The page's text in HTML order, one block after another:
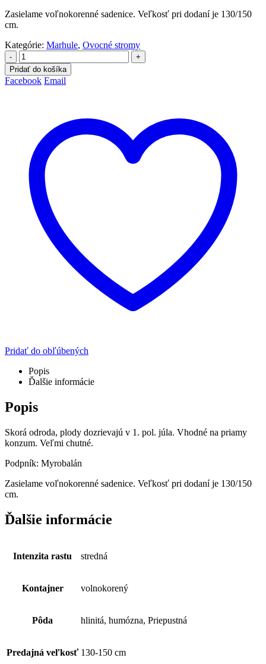
Zasielame voľnokorenné sadenice. Veľkosť pri dodaní je 130/150
cm.
Kategórie: Marhule, Ovocné stromy
-
+
Pridať do košíka
Facebook Email
Pridať do obľúbených
Popis
Ďalšie informácie
Popis
Skorá odroda, plody dozrievajú v 1. pol. júla. Vhodné na priamy
konzum. Veľmi chutné.
Podpník: Myrobalán
Zasielame voľnokorenné sadenice. Veľkosť pri dodaní je 130/150
cm.
Ďalšie informácie
Intenzita rastu stredná
Kontajner volnokorený
Pôda hlinitá, humózna, Priepustná
Predajná veľkosť 130-150 cm